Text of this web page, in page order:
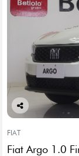
Co
arti
lhe
FIAT
Fiat Argo 1.0